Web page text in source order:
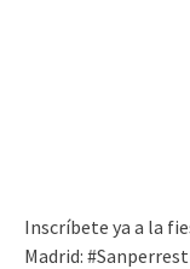
Inscríbete ya a la
Madrid: